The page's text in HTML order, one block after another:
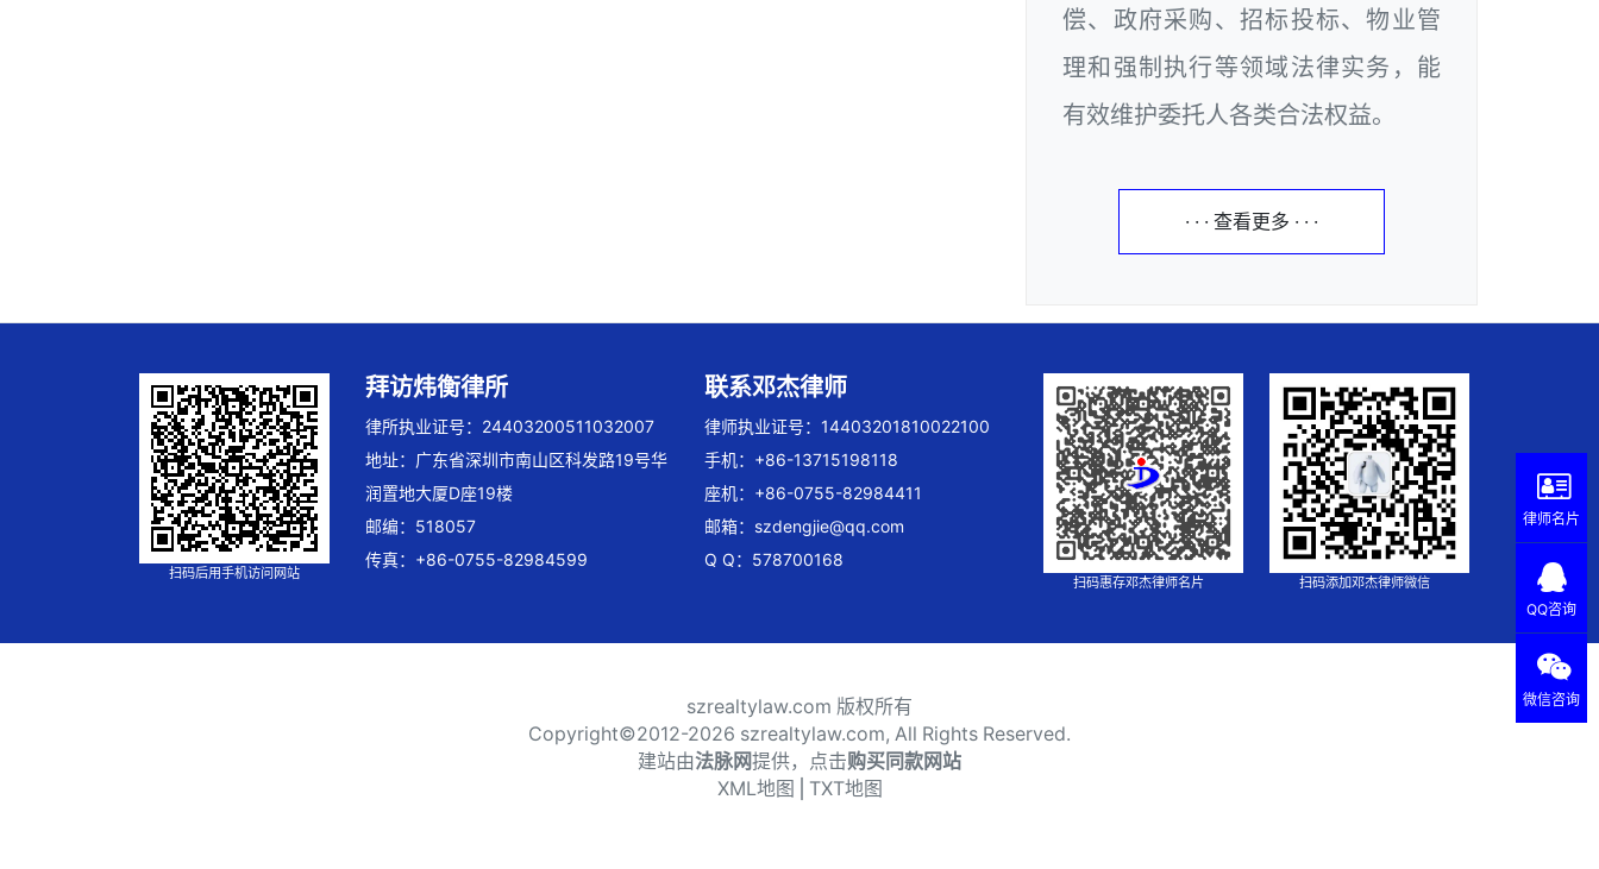
偿、政府采购、招标投标、物业管
理和强制执行等领域法律实务，能
有效维护委托人各类合法权益。
· · · 查看更多 · · ·
扫码后用手机访问网站
拜访炜衡律所
律所执业证号：24403200511032007
地址：广东省深圳市南山区科发路19号华
润置地大厦D座19楼
邮编：518057
传真：+86-0755-82984599
联系邓杰律师
律师执业证号：14403201810022100
手机：+86-13715198118
座机：+86-0755-82984411
邮箱： szdengjie@qq.com
Q Q：578700168
扫码惠存邓杰律师名片 扫码添加邓杰律师微信
szrealtylaw.com 版权所有
Copyright©2012-2026 szrealtylaw.com, All Rights Reserved.
建站由法脉网提供，点击购买同款网站
XML地图 TXT地图
律师名片
QQ咨询
微信咨询